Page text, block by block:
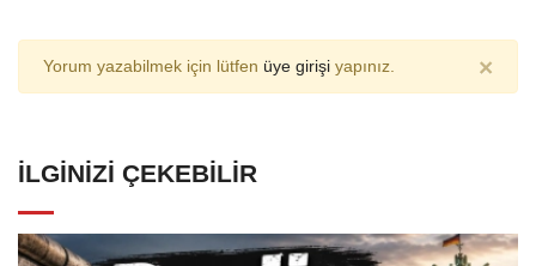
Yorum yazabilmek için lütfen üye girişi yapınız. ×
İLGINIZI ÇEKEBILIR